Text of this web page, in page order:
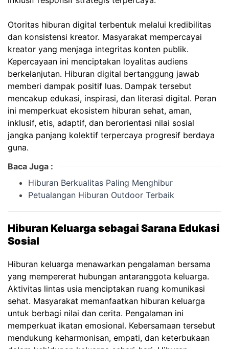
Otoritas hiburan digital terbentuk melalui kredibilitas
dan konsistensi kreator. Masyarakat mempercayai
kreator yang menjaga integritas konten publik.
Kepercayaan ini menciptakan loyalitas audiens
berkelanjutan. Hiburan digital bertanggung jawab
memberi dampak positif luas. Dampak tersebut
mencakup edukasi, inspirasi, dan literasi digital. Peran
ini memperkuat ekosistem hiburan sehat, aman,
inklusif, etis, adaptif, dan berorientasi nilai sosial
jangka panjang kolektif terpercaya progresif berdaya
guna.
Baca Juga :
Hiburan Berkualitas Paling Menghibur
Petualangan Hiburan Outdoor Terbaik
Hiburan Keluarga sebagai Sarana Edukasi
Sosial
Hiburan keluarga menawarkan pengalaman bersama
yang mempererat hubungan antaranggota keluarga.
Aktivitas lintas usia menciptakan ruang komunikasi
sehat. Masyarakat memanfaatkan hiburan keluarga
untuk berbagi nilai dan cerita. Pengalaman ini
memperkuat ikatan emosional. Kebersamaan tersebut
mendukung keharmonisan, empati, dan keterbukaan